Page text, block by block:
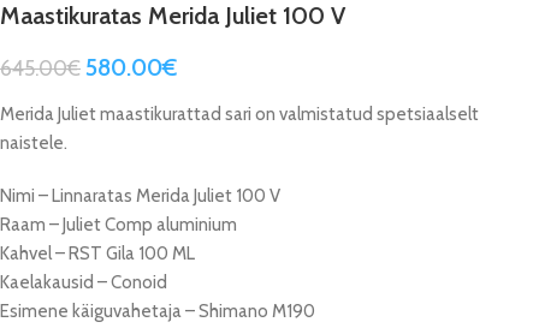
Maastikuratas Merida Juliet 100 V
645.00€580.00€
Merida Juliet maastikurattad sari on valmistatud spetsiaalselt
naistele.
Nimi – Linnaratas Merida Juliet 100 V
Raam – Juliet Comp aluminium
Kahvel – RST Gila 100 ML
Kaelakausid – Conoid
Esimene käiguvahetaja – Shimano M190